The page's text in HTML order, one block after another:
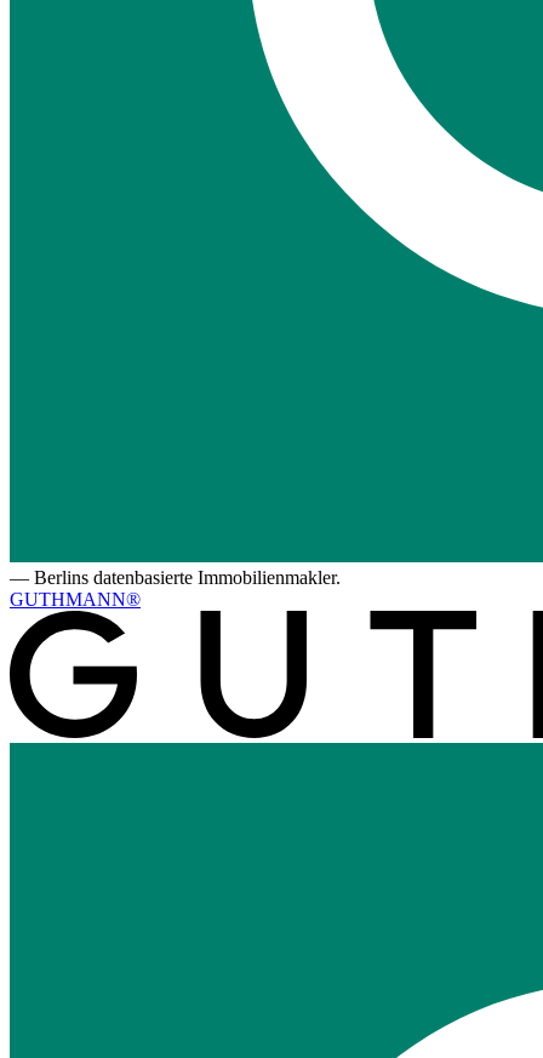
— Berlins datenbasierte Immobilienmakler.
GUTHMANN®